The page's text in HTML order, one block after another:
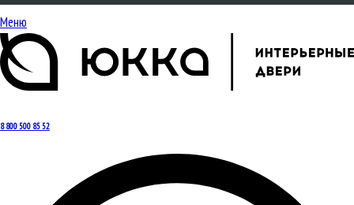
Меню
8 800 500 85 52